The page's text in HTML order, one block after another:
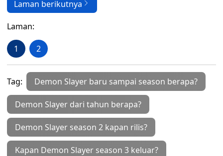
Laman berikutnya
Laman:
1 2
Tag: Demon Slayer baru sampai season berapa?
Demon Slayer dari tahun berapa?
Demon Slayer season 2 kapan rilis?
Kapan Demon Slayer season 3 keluar?